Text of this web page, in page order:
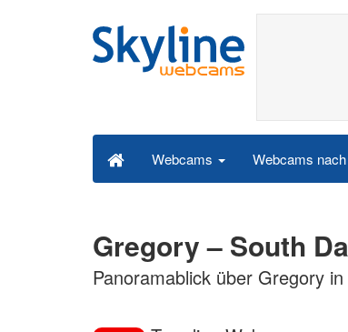
Webcams Webcams
Gregory – South
Panoramablick über Gregory